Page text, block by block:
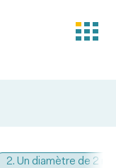
2. Un diamètre de 2